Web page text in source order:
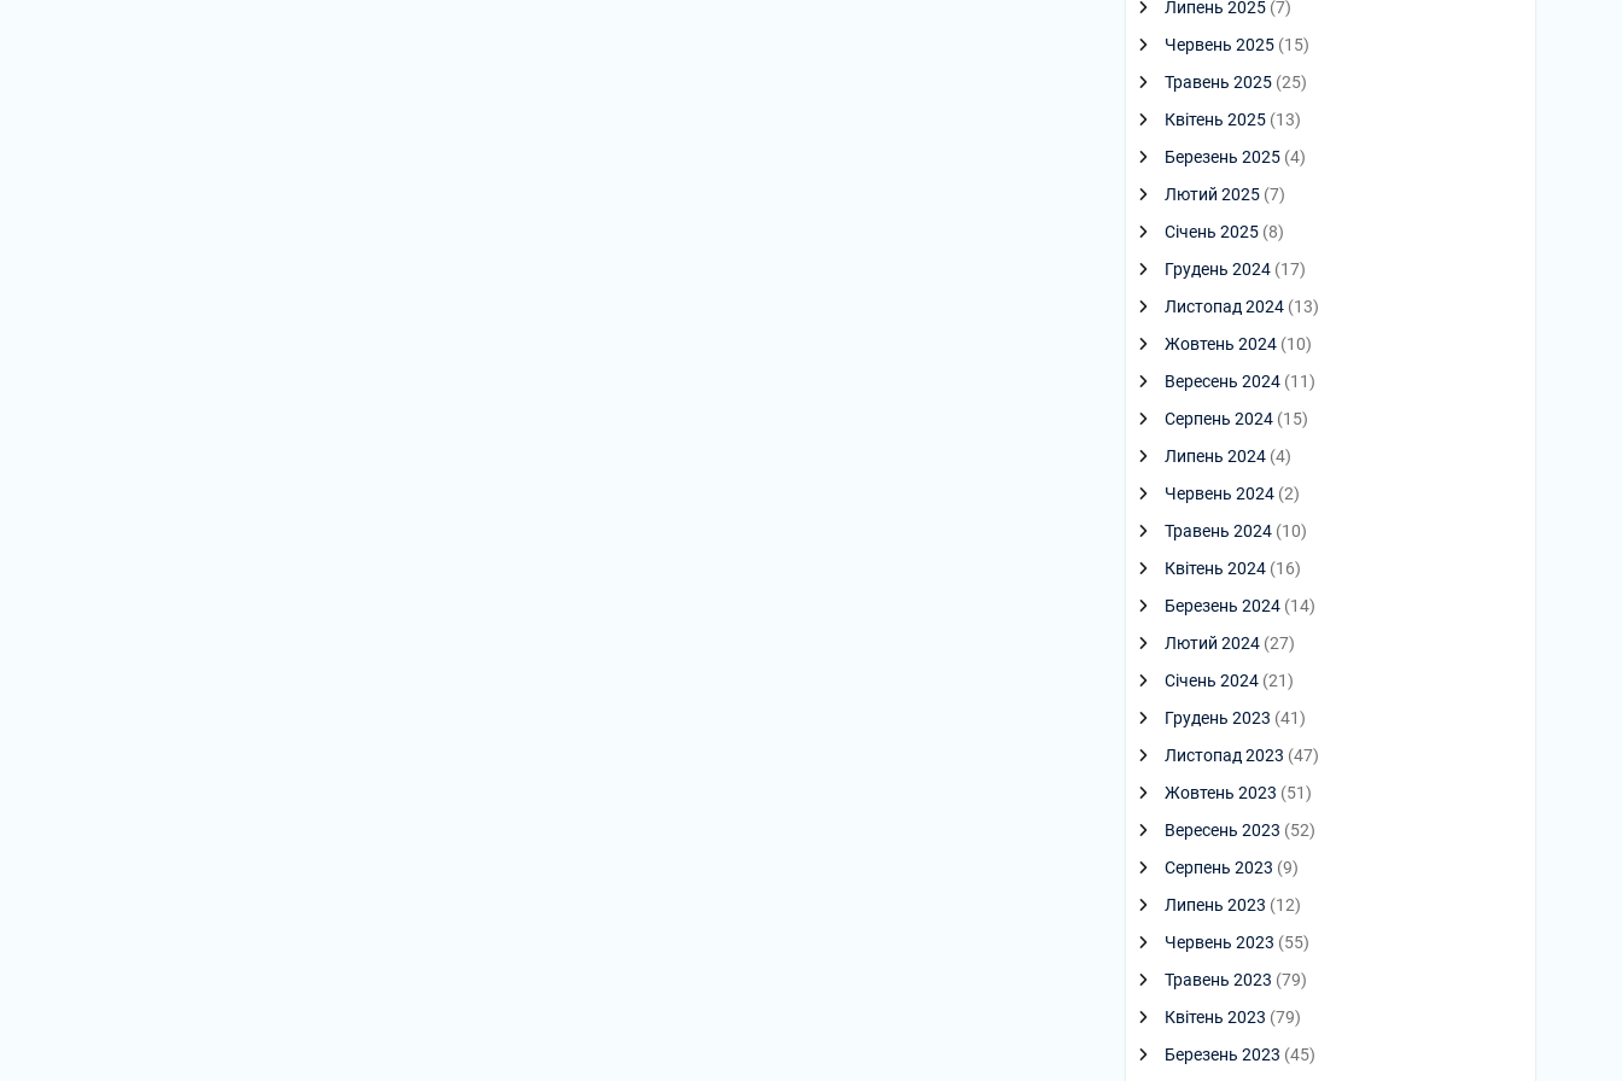
Липень 2025 (7)
Червень 2025 (15)
Травень 2025 (25)
Квітень 2025 (13)
Березень 2025 (4)
Лютий 2025 (7)
Січень 2025 (8)
Грудень 2024 (17)
Листопад 2024 (13)
Жовтень 2024 (10)
Вересень 2024 (11)
Серпень 2024 (15)
Липень 2024 (4)
Червень 2024 (2)
Травень 2024 (10)
Квітень 2024 (16)
Березень 2024 (14)
Лютий 2024 (27)
Січень 2024 (21)
Грудень 2023 (41)
Листопад 2023 (47)
Жовтень 2023 (51)
Вересень 2023 (52)
Серпень 2023 (9)
Липень 2023 (12)
Червень 2023 (55)
Травень 2023 (79)
Квітень 2023 (79)
Березень 2023 (45)